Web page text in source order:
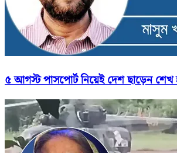
৫ আগস্ট পাসপোর্ট নিয়েই দেশ ছাড়েন শেখ